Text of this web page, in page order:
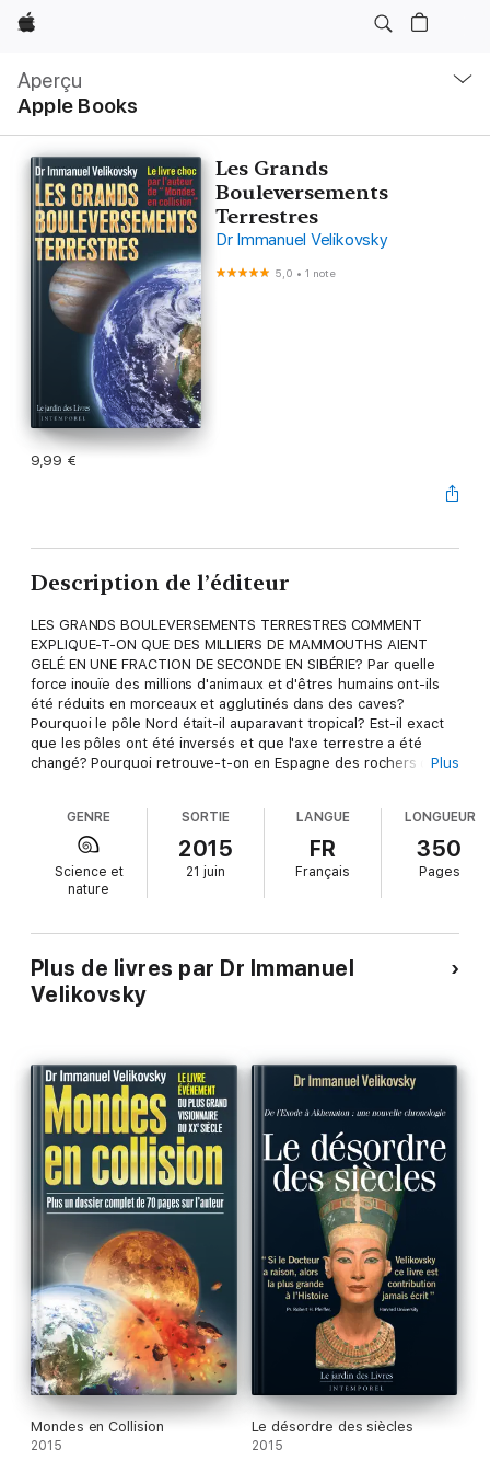
Apple
Aperçu
Apple Books
locale
Ouvrir
menu
Les Grands
Bouleversements
Terrestres
Dr Immanuel Velikovsky
5,0 •1 note
9,99 €
Description de l’éditeur
LES GRANDS BOULEVERSEMENTS TERRESTRES COMMENT
EXPLIQUE-T-ON QUE DES MILLIERS DE MAMMOUTHS AIENT
GELÉ EN UNE FRACTION DE SECONDE EN SIBÉRIE? Par quelle
force inouïe des millions d'animaux et d'êtres humains ont-ils
été réduits en morceaux et agglutinés dans des caves?
Pourquoi le pôle Nord était-il auparavant tropical? Est-il exact
que les pôles ont été inversés et que l'axe terrestre a été
changé? Pourquoi retrouve-t-on en Espagne des rochers qui
par point que notre Terre a vécu des bouleversements d'une
force inouïe, thèse que les géologues commencent
simplement à reconnaître aujourd'hui. Combattu au moment de
sa parution, le temps a donné raison aux Grands
Bouleversements Terrestres devenu, depuis, un grand
histoire de notre planète.
Plus
GENRE
Science et
nature
SORTIE
2015
21 juin
LANGUE
FR
Français
LONGUEUR
350
Pages
Plus de livres par Dr Immanuel
Velikovsky
Mondes en Collision
2015
Le désordre des siècles
2015